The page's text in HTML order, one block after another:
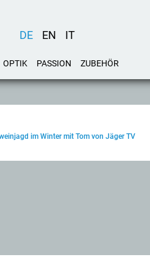
DE EN IT
OPTIK PASSION ZUBEHÖR
im Winter mit Tom von Jäger TV